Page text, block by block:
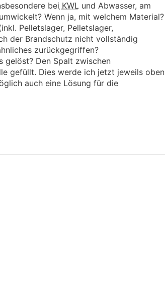
bei KWLund Abwasser, am
Wenn ja, mit welchem Material?
Pelletslager, Pelletslager,
der Brandschutz nicht vollständig
zurückgegriffen?
gelöst? Den Spalt zwischen
gefüllt. Dies werde ich jetzt jeweils oben
auch eine Lösung für die